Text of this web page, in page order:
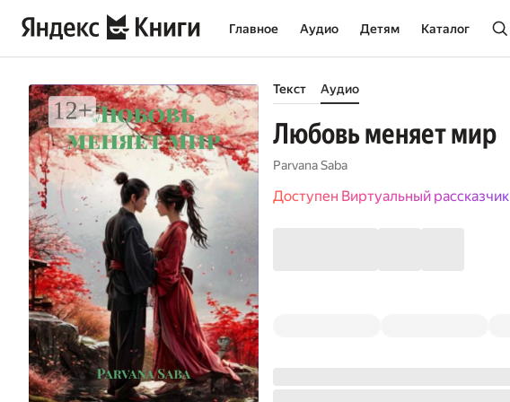
Главное Аудио Детям Каталог
Текст Аудио
Любовь меняет мир
Parvana Saba
Доступен Виртуальный рассказчик